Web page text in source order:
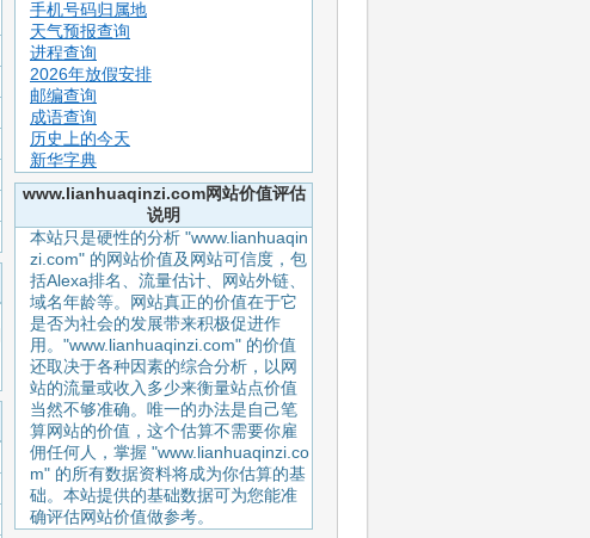
手机号码归属地
天气预报查询
进程查询
2026年放假安排
邮编查询
成语查询
历史上的今天
新华字典
www.lianhuaqinzi.com网站价值评估
说明
本站只是硬性的分析 "www.lianhuaqin
zi.com" 的网站价值及网站可信度，包
括Alexa排名、流量估计、网站外链、
域名年龄等。网站真正的价值在于它
是否为社会的发展带来积极促进作
用。"www.lianhuaqinzi.com" 的价值
还取决于各种因素的综合分析，以网
站的流量或收入多少来衡量站点价值
当然不够准确。唯一的办法是自己笔
算网站的价值，这个估算不需要你雇
佣任何人，掌握 "www.lianhuaqinzi.co
m" 的所有数据资料将成为你估算的基
础。本站提供的基础数据可为您能准
确评估网站价值做参考。